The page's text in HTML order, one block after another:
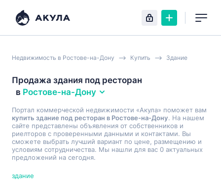
Недвижимость в Ростове-на-Дону Купить Здание
Продажа здания под ресторан
в Ростове-на-Дону
Портал коммерческой недвижимости «Акула» поможет вам
купить здание под ресторан в Ростове-на-Дону. На нашем
сайте представлены объявления от собственников и
риелторов с проверенными данными и контактами. Вы
сможете выбрать лучший вариант по цене, размещению и
условиям сотрудничества. Мы нашли для вас 0 актуальных
предложений на сегодня.
здание